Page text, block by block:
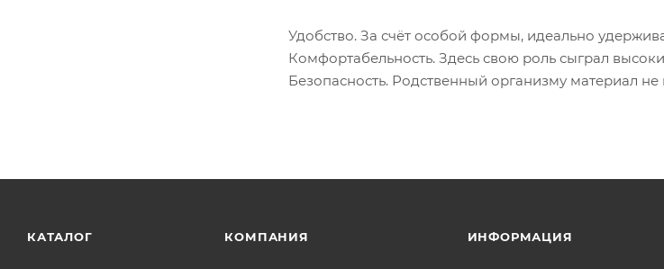
Удобство. За счёт особой формы, идеально
Комфортабельность. Здесь свою роль сыграл
Безопасность. Родственный организму материал
КАТАЛОГ КОМПАНИЯ ИНФОРМАЦИЯ